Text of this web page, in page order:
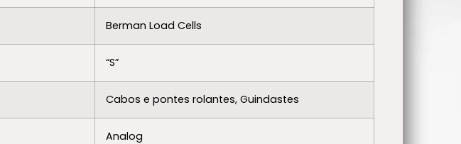
Berman Load Cells
“S”
Cabos e pontes rolantes, Guindastes
Analog